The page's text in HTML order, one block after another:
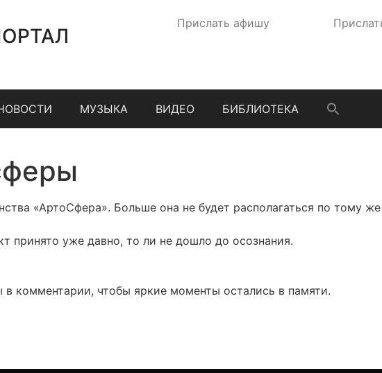
Прислать афишу
МУЗЫКА ВИДЕО БИБЛИОТЕКА
«АртоСфера». Больше она не будет располагаться по тому
принято уже давно, то ли не дошло до осознания.
комментарии, чтобы яркие моменты остались в памяти.